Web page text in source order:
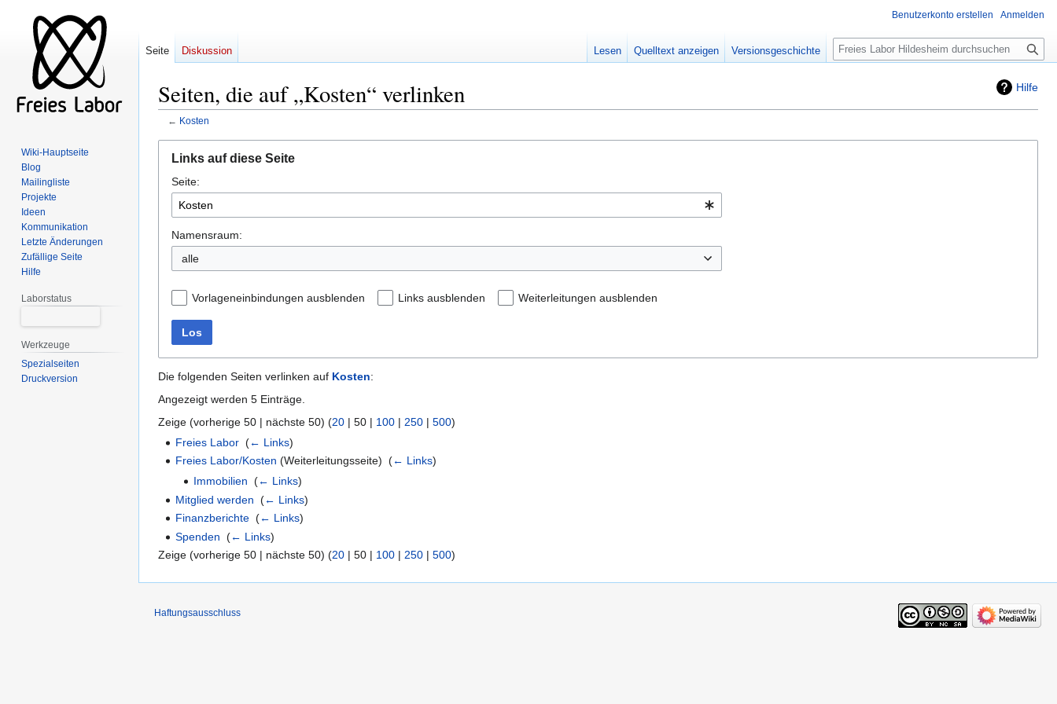
Hilfe
Seiten, die auf „Kosten“ verlinken
← Kosten
Navigation
springen
Suche
springen
Links auf diese Seite
Seite:
Namensraum:
alle
Vorlageneinbindungen ausblenden Links ausblenden Weiterleitungen ausblenden
Los
Die folgenden Seiten verlinken auf Kosten:
Angezeigt werden 5 Einträge.
Zeige (vorherige 50 | nächste 50) (20 | 50 | 100 | 250 | 500)
Freies Labor ‎(← Links)
Freies Labor/Kosten (Weiterleitungsseite) ‎(← Links)
Immobilien (← Links)
Mitglied werden ‎(← Links)
Finanzberichte ‎(← Links)
Spenden ‎(← Links)
Zeige (vorherige 50 | nächste 50) (20 | 50 | 100 | 250 | 500)
Benutzerkonto erstellen Anmelden
Seite Diskussion Lesen Quelltext anzeigen Versionsgeschichte
Suche
Wiki-Hauptseite
Blog
Mailingliste
Projekte
Ideen
Kommunikation
Letzte Änderungen
Zufällige Seite
Hilfe
Laborstatus
Werkzeuge
Spezialseiten
Druckversion
Haftungsausschluss